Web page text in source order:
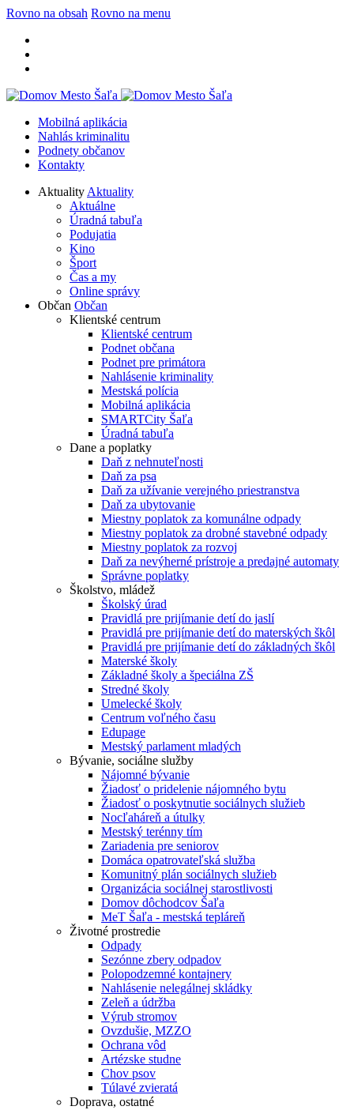
Rovno na obsah Rovno na menu
Mobilná aplikácia
Nahlás kriminalitu
Podnety občanov
Kontakty
Aktuality Aktuality
Aktuálne
Úradná tabuľa
Podujatia
Kino
Šport
Čas a my
Online správy
Občan Občan
Klientské centrum
Klientské centrum
Podnet občana
Podnet pre primátora
Nahlásenie kriminality
Mestská polícia
Mobilná aplikácia
SMARTCity Šaľa
Úradná tabuľa
Dane a poplatky
Daň z nehnuteľnosti
Daň za psa
Daň za užívanie verejného priestranstva
Daň za ubytovanie
Miestny poplatok za komunálne odpady
Miestny poplatok za drobné stavebné odpady
Miestny poplatok za rozvoj
Daň za nevýherné prístroje a predajné automaty
Správne poplatky
Školstvo, mládež
Školský úrad
Pravidlá pre prijímanie detí do jaslí
Pravidlá pre prijímanie detí do materských škôl
Pravidlá pre prijímanie detí do základných škôl
Materské školy
Základné školy a špeciálna ZŠ
Stredné školy
Umelecké školy
Centrum voľného času
Edupage
Mestský parlament mladých
Bývanie, sociálne služby
Nájomné bývanie
Žiadosť o pridelenie nájomného bytu
Žiadosť o poskytnutie sociálnych služieb
Nocľaháreň a útulky
Mestský terénny tím
Zariadenia pre seniorov
Domáca opatrovateľská služba
Komunitný plán sociálnych služieb
Organizácia sociálnej starostlivosti
Domov dôchodcov Šaľa
MeT Šaľa - mestská tepláreň
Životné prostredie
Odpady
Sezónne zbery odpadov
Polopodzemné kontajnery
Nahlásenie nelegálnej skládky
Zeleň a údržba
Výrub stromov
Ovzdušie, MZZO
Ochrana vôd
Artézske studne
Chov psov
Túlavé zvieratá
Doprava, ostatné